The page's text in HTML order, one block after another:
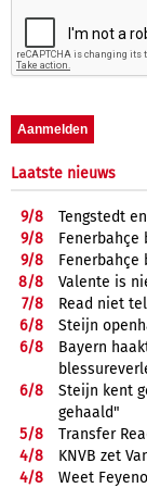
Laatste nieuws
9/8
Tengstedt
9/8
Fenerbahçe
9/8
Fenerbahçe
8/8
Valente is
7/8
Read niet
6/8
Steijn
6/8
Bayern
6/8
Steijn kent
gehaald"
5/8
Transfer
4/8
KNVB zet
4/8
Weet